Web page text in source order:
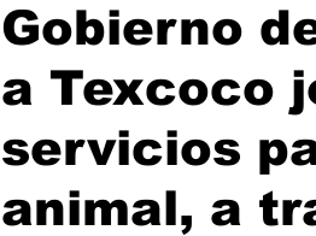
Gobierno
a Texcoco
servicios
animal, a